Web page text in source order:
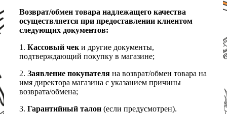
Возврат/обмен товара надлежащего качества
осуществляется при предоставлении клиентом
следующих документов:
1. Кассовый чек и другие документы,
подтверждающий покупку в магазине;
2. Заявление покупателя на возврат/обмен товара на
имя директора магазина с указанием причины
возврата/обмена;
3. Гарантийный талон (если предусмотрен).